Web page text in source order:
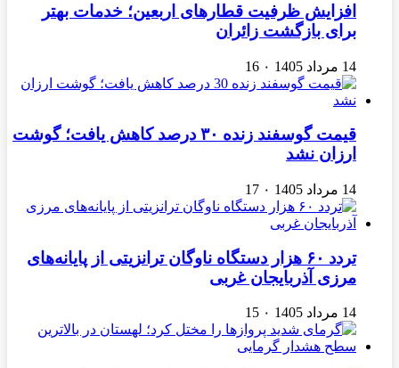
افزایش ظرفیت قطارهای اربعین؛ خدمات بهتر
برای بازگشت زائران
14 مرداد 1405 ۰ 16
قیمت گوسفند زنده ۳۰ درصد کاهش یافت؛ گوشت
ارزان نشد
14 مرداد 1405 ۰ 17
تردد ۶۰ هزار دستگاه ناوگان ترانزیتی از پایانه‌های
مرزی آذربایجان ‌غربی
14 مرداد 1405 ۰ 15